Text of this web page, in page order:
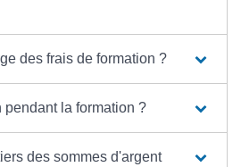
des frais de formation ?
la formation ?
des sommes d'argent